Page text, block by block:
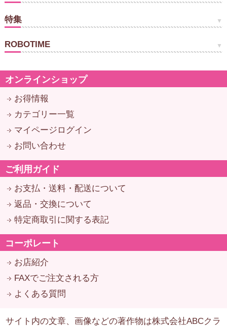
特集
ROBOTIME
オンラインショップ
お得情報
カテゴリー一覧
マイページログイン
お問い合わせ
ご利用ガイド
お支払・送料・配送について
返品・交換について
特定商取引に関する表記
コーポレート
お店紹介
FAXでご注文される方
よくある質問
サイト内の文章、画像などの著作物は株式会社ABCクラ